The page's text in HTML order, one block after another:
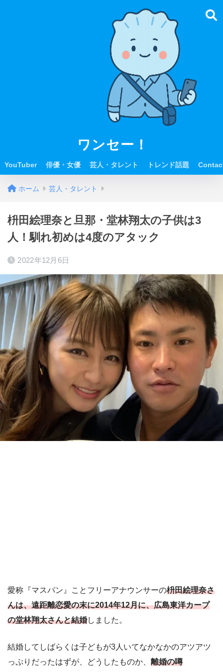
ワンセー！
YouTuber 俳優・女優 芸人・タレント トレンド話題
ホーム 芸人・タレント
枡田絵理奈と旦那・堂林翔太の子供は3
人！馴れ初めは4度のアタック
2022年12月6日
愛称『マスパン』ことフリーアナウンサーの枡田絵理奈さ
んは、遠距離恋愛の末に2014年12月に、広島東洋カープ
の堂林翔太さんと結婚しました。
結婚してしばらくは子どもが3人いてなかなかのアツアツ
っぷりだったはずが、どうしたものか、 離婚の噂